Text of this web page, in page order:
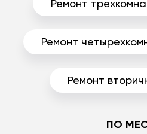
Ремонт
Ремонт
Ремонт
ПО